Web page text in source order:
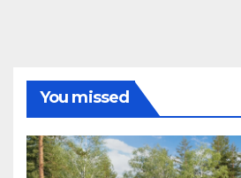
You missed